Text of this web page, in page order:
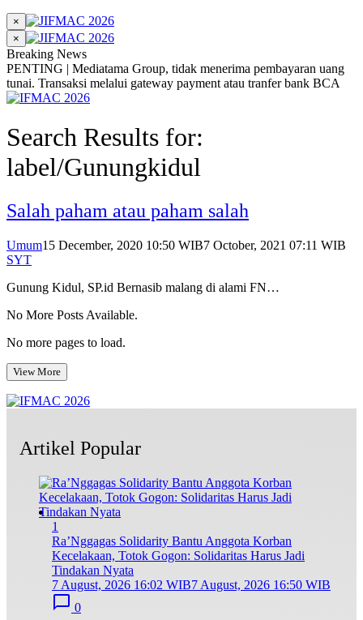
×
×
Breaking News
PENTING | Mediatama Group, tidak menerima pembayaran uang
tunai. Transaksi melalui gateway payment atau tranfer bank BCA
Search Results for:
label/Gunungkidul
Salah paham atau paham salah
Umum15 December, 2020 10:50 WIB7 October, 2021 07:11 WIB
SYT
Gunung Kidul, SP.id Bernasib malang di alami FN…
No More Posts Available.
No more pages to load.
View More
Artikel Popular
1
Ra’Nggagas Solidarity Bantu Anggota Korban
Kecelakaan, Totok Gogon: Solidaritas Harus Jadi
Tindakan Nyata
7 August, 2026 16:02 WIB7 August, 2026 16:50 WIB
0